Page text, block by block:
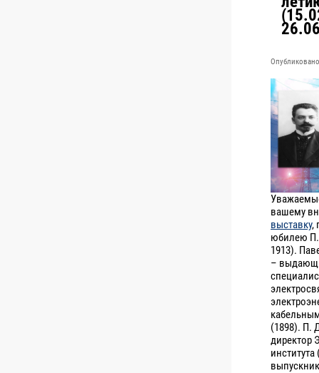
вашему
выставку,
юбилею П.
1913).
–
(1898). П.
директор